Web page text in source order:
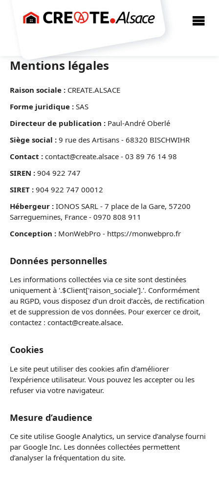

Mentions légales
Raison sociale : CREATE.ALSACE
Forme juridique : SAS
Directeur de publication : Paul-André Oberlé
Siège social : 9 rue des Artisans - 68320 BISCHWIHR
Contact : contact@create.alsace - 03 89 76 14 98
SIREN : 904 922 747
SIRET : 904 922 747 00012
Hébergeur : IONOS SARL - 7 place de la Gare, 57200
Sarreguemines, France - 0970 808 911
Conception : MonWebPro - https://monwebpro.fr
Données personnelles
Les informations collectées via ce site sont destinées
uniquement à '.$Client['raison_sociale'].'. Conformément
au RGPD, vous disposez d’un droit d’accès, de rectification
et de suppression de vos données. Pour exercer ce droit,
contactez : contact@create.alsace.
Cookies
Le site peut utiliser des cookies afin d’améliorer
l’expérience utilisateur. Vous pouvez les accepter ou les
refuser via votre navigateur.
Mesure d’audience
Ce site utilise Google Analytics, un service d’analyse fourni
par Google Inc. Les données collectées permettent
d’analyser la fréquentation du site.